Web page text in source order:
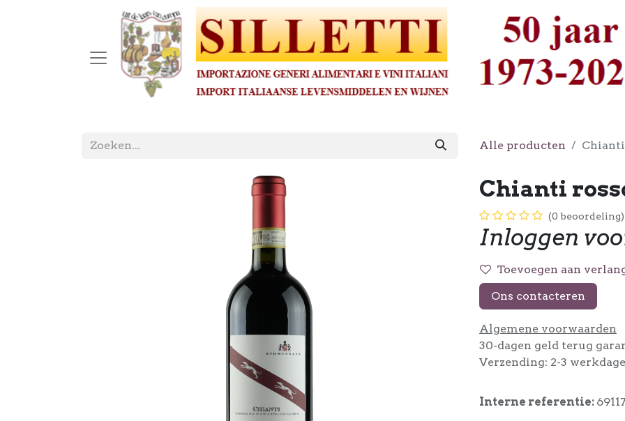
Alle producten Chianti
Chianti
(0 beoordeling)
Inloggen
Toevoegen aan
Ons contacteren
Algemene voorwaarden
30-dagen geld terug
Verzending: 2-3
Interne referentie: